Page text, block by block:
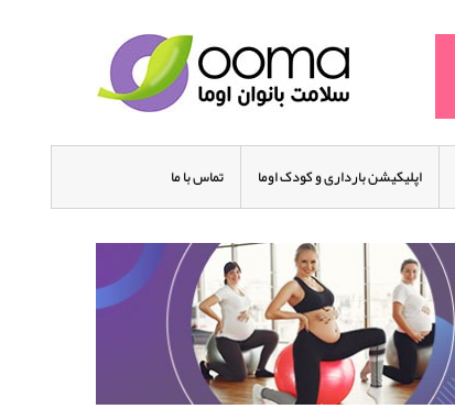
اپلیکیشن بارداری و کودک اوما تماس با ما